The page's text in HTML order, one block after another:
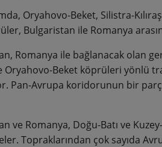
Oryahovo-Beket, Silistra-
Bulgaristan ile Romanya
Romanya ile bağlanacak olan
Oryahovo-Beket köprüleri yönlü
Pan-Avrupa koridorunun bir
ve Romanya, Doğu-Batı ve
Topraklarından çok sayıda